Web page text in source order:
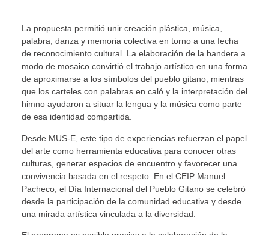
La propuesta permitió unir creación plástica, música,
palabra, danza y memoria colectiva en torno a una fecha
de reconocimiento cultural. La elaboración de la bandera a
modo de mosaico convirtió el trabajo artístico en una forma
de aproximarse a los símbolos del pueblo gitano, mientras
que los carteles con palabras en caló y la interpretación del
himno ayudaron a situar la lengua y la música como parte
de esa identidad compartida.
Desde MUS-E, este tipo de experiencias refuerzan el papel
del arte como herramienta educativa para conocer otras
culturas, generar espacios de encuentro y favorecer una
convivencia basada en el respeto. En el CEIP Manuel
Pacheco, el Día Internacional del Pueblo Gitano se celebró
desde la participación de la comunidad educativa y desde
una mirada artística vinculada a la diversidad.